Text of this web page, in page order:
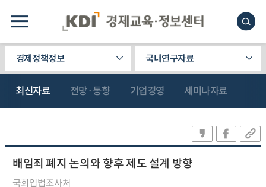
경제정책정보 국내연구자료
최신자료 전망·동향 기업경영 세미나자료
배임죄 폐지 논의와 향후 제도 설계 방향
국회입법조사처